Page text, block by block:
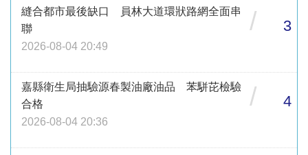
縫合都市最後缺口 員林大道環狀路網全面串
聯
2026-08-04 20:49
/ 3
嘉縣衛生局抽驗源春製油廠油品 苯駢芘檢驗
合格
2026-08-04 20:36
/ 4